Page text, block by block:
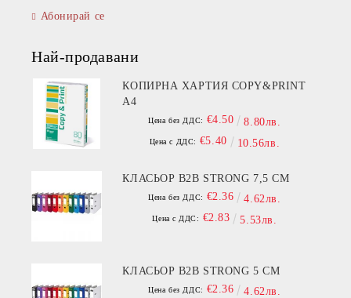
Абонирай се
Най-продавани
КОПИРНА ХАРТИЯ COPY&PRINT
A4
Цена без ДДС: €4.50 8.80лв.
Цена с ДДС: €5.40 10.56лв.
КЛАСЬОР B2B STRONG 7,5 СМ
Цена без ДДС: €2.36 4.62лв.
Цена с ДДС: €2.83 5.53лв.
КЛАСЬОР B2B STRONG 5 СМ
Цена без ДДС: €2.36 4.62лв.